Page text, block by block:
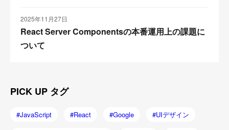
2025年11月27日
React Server Componentsの本番運用上の課題に
ついて
PICK UP タグ
JavaScript React Google UIデザイン